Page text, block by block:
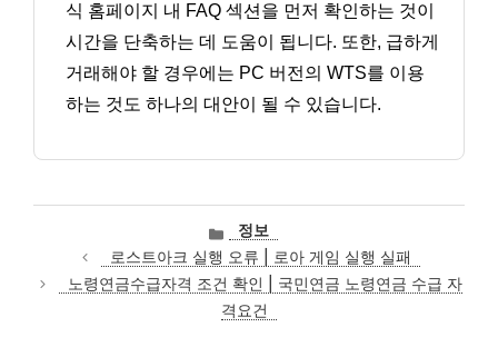
식 홈페이지 내 FAQ 섹션을 먼저 확인하는 것이
시간을 단축하는 데 도움이 됩니다. 또한, 급하게
거래해야 할 경우에는 PC 버전의 WTS를 이용
하는 것도 하나의 대안이 될 수 있습니다.
카
테
고
리
정보
로스트아크 실행 오류 | 로아 게임 실행 실패
노령연금수급자격 조건 확인 | 국민연금 노령연금 수급 자
격요건